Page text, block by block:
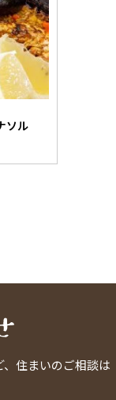
ソル
住まいのご相談は